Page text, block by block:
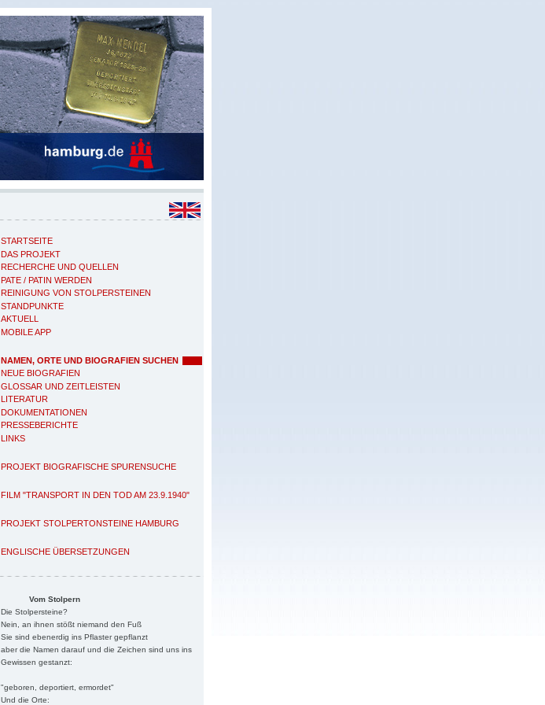
STARTSEITE
DAS PROJEKT
RECHERCHE UND QUELLEN
PATE / PATIN WERDEN
REINIGUNG VON STOLPERSTEINEN
STANDPUNKTE
AKTUELL
MOBILE APP
NAMEN, ORTE UND BIOGRAFIEN SUCHEN
NEUE BIOGRAFIEN
GLOSSAR UND ZEITLEISTEN
LITERATUR
DOKUMENTATIONEN
PRESSEBERICHTE
LINKS
PROJEKT BIOGRAFISCHE SPURENSUCHE
FILM "TRANSPORT IN DEN TOD AM 23.9.1940"
PROJEKT STOLPERTONSTEINE HAMBURG
ENGLISCHE ÜBERSETZUNGEN
Vom Stolpern
Die Stolpersteine?
Nein, an ihnen stößt niemand den Fuß
Sie sind ebenerdig ins Pflaster gepflanzt
aber die Namen darauf und die Zeichen sind uns ins
Gewissen gestanzt:
"geboren, deportiert, ermordet"
Und die Orte: